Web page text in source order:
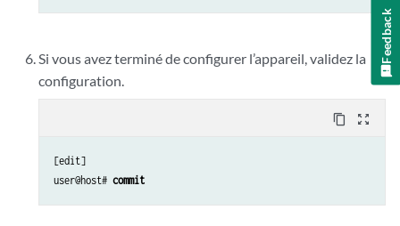
Si vous avez terminé de configurer l’appareil, validez la
configuration.
content_copy zoom_out_map
[edit]
user@host# commit
Feedback